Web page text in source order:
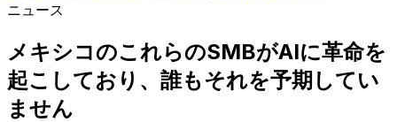
ニュース
メキシコのこれらのSMBがAIに革命を
起こしており、誰もそれを予期してい
ません